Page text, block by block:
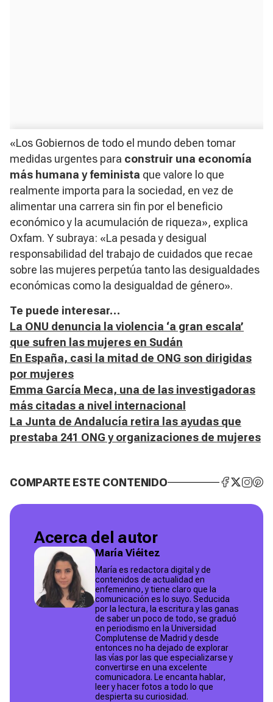
«Los Gobiernos de todo el mundo deben tomar
medidas urgentes para construir una economía
más humana y feminista que valore lo que
realmente importa para la sociedad, en vez de
alimentar una carrera sin fin por el beneficio
económico y la acumulación de riqueza», explica
Oxfam. Y subraya: «La pesada y desigual
responsabilidad del trabajo de cuidados que recae
sobre las mujeres perpetúa tanto las desigualdades
económicas como la desigualdad de género».
Te puede interesar…
La ONU denuncia la violencia ‘a gran escala’
que sufren las mujeres en Sudán
En España, casi la mitad de ONG son dirigidas
por mujeres
Emma García Meca, una de las investigadoras
más citadas a nivel internacional
La Junta de Andalucía retira las ayudas que
prestaba 241 ONG y organizaciones de mujeres
COMPARTE ESTE CONTENIDO
Acerca del autor
María Viéitez
María es redactora digital y de
contenidos de actualidad en
enfemenino, y tiene claro que la
comunicación es lo suyo. Seducida
por la lectura, la escritura y las ganas
de saber un poco de todo, se graduó
en periodismo en la Universidad
Complutense de Madrid y desde
entonces no ha dejado de explorar
las vías por las que especializarse y
convertirse en una excelente
comunicadora. Le encanta hablar,
leer y hacer fotos a todo lo que
despierta su curiosidad.